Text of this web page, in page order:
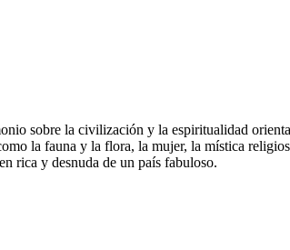
sobre la civilización y la espiritualidad
la fauna y la flora, la mujer, la mística
rica y desnuda de un país fabuloso.